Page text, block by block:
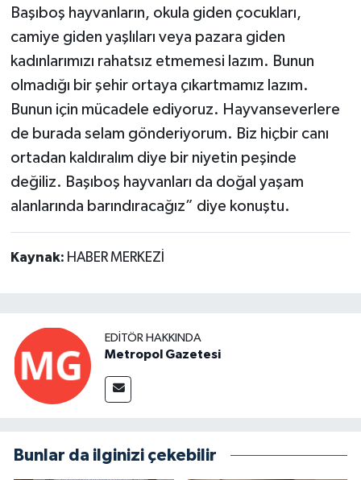
Başıboş hayvanların, okula giden çocukları,
camiye giden yaşlıları veya pazara giden
kadınlarımızı rahatsız etmemesi lazım. Bunun
olmadığı bir şehir ortaya çıkartmamız lazım.
Bunun için mücadele ediyoruz. Hayvanseverlere
de burada selam gönderiyorum. Biz hiçbir canı
ortadan kaldıralım diye bir niyetin peşinde
değiliz. Başıboş hayvanları da doğal yaşam
alanlarında barındıracağız” diye konuştu.
Kaynak: HABER MERKEZİ
EDITÖR HAKKINDA
Metropol Gazetesi
Bunlar da ilginizi çekebilir